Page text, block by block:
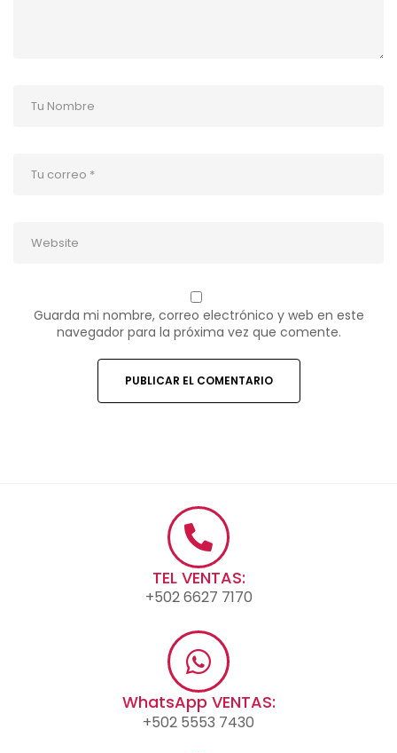
Guarda mi nombre, correo electrónico y web en este
navegador para la próxima vez que comente.
TEL VENTAS:
+502 6627 7170
WhatsApp VENTAS:
+502 5553 7430